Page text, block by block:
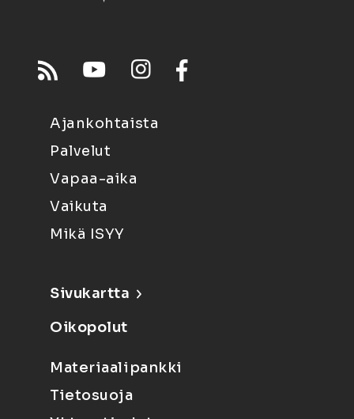
Ajankohtaista
Palvelut
Vapaa-aika
Vaikuta
Mikä ISYY
Sivukartta
Oikopolut
Materiaalipankki
Tietosuoja